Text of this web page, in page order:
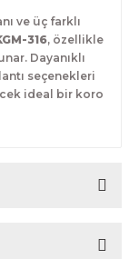
ve üç farklı
316, özellikle
Dayanıklı
seçenekleri
ideal bir koro